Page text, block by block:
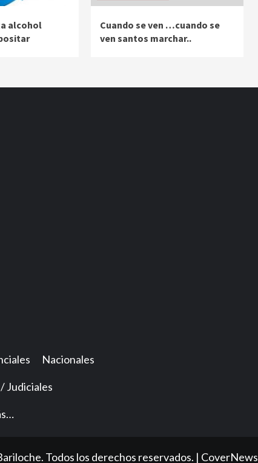
alcohol
Cuando se ven …cuando se
ven santos marchar..
Nacionales
Judiciales
Todos los derechos reservados. | CoverNews